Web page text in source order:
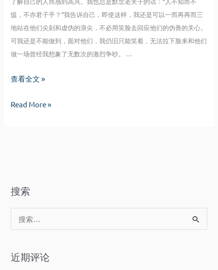
愠，不亦君子乎？”我告诉自己，即使这样，我还是可以一而再再而三
地站在他们尖刻和虚伪的浪尖，不必用笑脸去回应他们的伪善的关心。
可我还是不能做到，面对他们，我仍旧只能笑着，无法拉下脸来和他们
做一场曾经我想象了无数次的激烈争吵。 …
“装，
是
查看全文 »
“装，
Read More »
搜索
索
近期评论